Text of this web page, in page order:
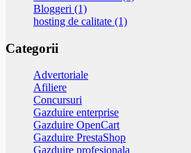
Bloggeri (1)
hosting de calitate (1)
Categorii
Advertoriale
Afiliere
Concursuri
Gazduire enterprise
Gazduire OpenCart
Gazduire PrestaShop
Gazduire profesionala